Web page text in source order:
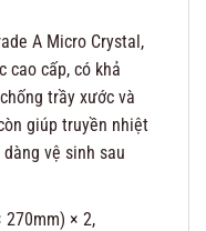
A Micro Crystal,
cao cấp, có khả
trầy xước và
giúp truyền nhiệt
vệ sinh sau
× 2,